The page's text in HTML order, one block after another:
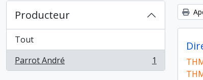
Producteur
Tout
Parrot André
, 1 résultats 1